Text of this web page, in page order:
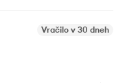
Vračilo v 30 dneh